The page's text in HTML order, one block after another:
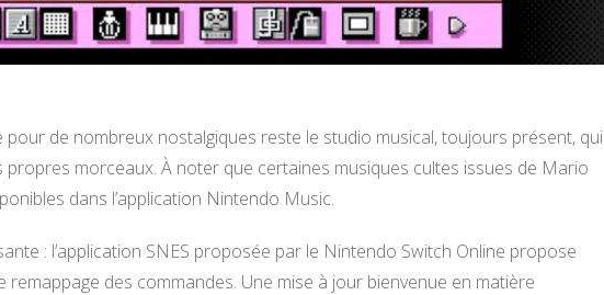
pour de nombreux nostalgiques reste le studio musical, toujours présent, qui
morceaux. À noter que certaines musiques cultes issues de Mario
dans l’application Nintendo Music.
: l’application SNES proposée par le Nintendo Switch Online propose
remappage des commandes. Une mise à jour bienvenue en matière